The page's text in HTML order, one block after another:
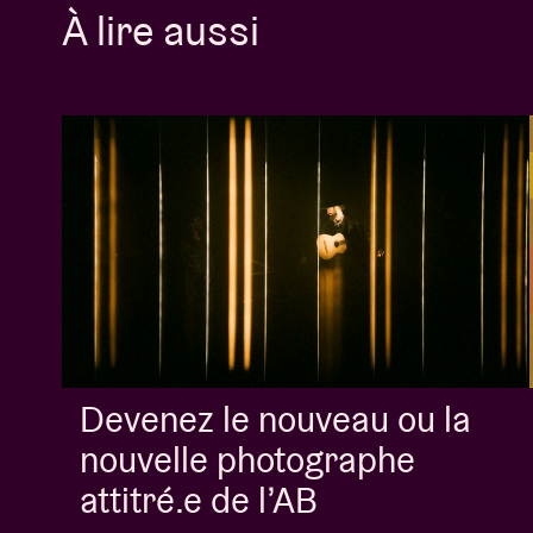
À lire aussi
Devenez le nouveau ou la
nouvelle photographe
attitré.e de l’AB